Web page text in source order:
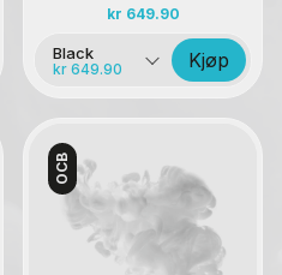
kr 649.90
Black
kr 649.90 Kjøp
OCB
Kontakt oss